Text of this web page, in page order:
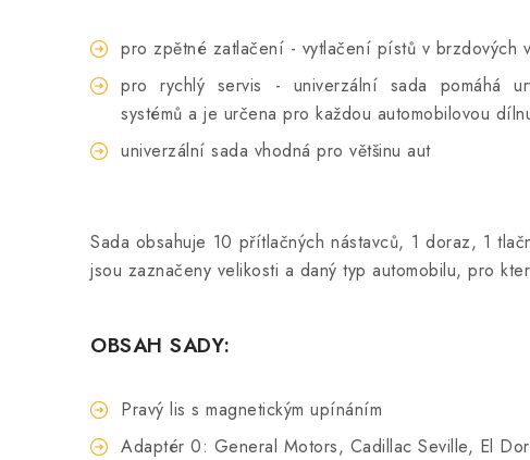
pro zpětné zatlačení - vytlačení pístů v brzdových
pro rychlý servis - univerzální sada pomáhá
systémů a je určena pro každou automobilovou
univerzální sada vhodná pro většinu aut
Sada obsahuje 10 přítlačných nástavců, 1 doraz, 1
jsou zaznačeny velikosti a daný typ automobilu, pro
OBSAH SADY:
Pravý lis s magnetickým upínáním
Adaptér 0: General Motors, Cadillac Seville, El